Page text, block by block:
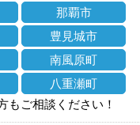
那覇市
豊見城市
南風原町
八重瀬町
もご相談ください！